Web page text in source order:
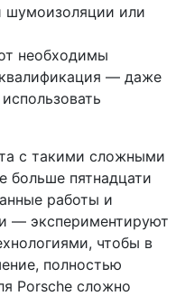
шумоизоляции или
необходимы
— даже
с такими сложными
больше пятнадцати
работы и
— экспериментируют
чтобы в
полностью
Porsche сложно